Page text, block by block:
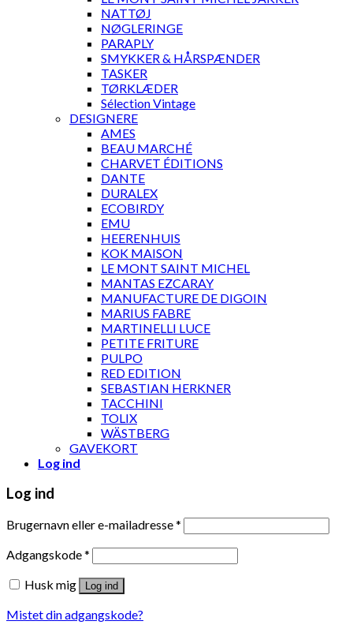
NATTØJ
NØGLERINGE
PARAPLY
SMYKKER & HÅRSPÆNDER
TASKER
TØRKLÆDER
Sélection Vintage
DESIGNERE
AMES
BEAU MARCHÉ
CHARVET ÉDITIONS
DANTE
DURALEX
ECOBIRDY
EMU
HEERENHUIS
KOK MAISON
LE MONT SAINT MICHEL
MANTAS EZCARAY
MANUFACTURE DE DIGOIN
MARIUS FABRE
MARTINELLI LUCE
PETITE FRITURE
PULPO
RED EDITION
SEBASTIAN HERKNER
TACCHINI
TOLIX
WÄSTBERG
GAVEKORT
Log ind
Log ind
Brugernavn eller e-mailadresse*
Adgangskode*
Husk mig
Log ind
Mistet din adgangskode?